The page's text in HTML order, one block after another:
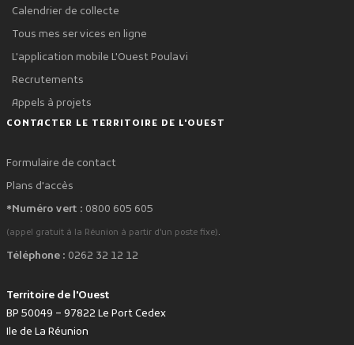
Calendrier de collecte
Tous mes services en ligne
L'application mobile L'Ouest Poulavi
Recrutements
Appels à projets
CONTACTER LE TERRITOIRE DE L'OUEST
Formulaire de contact
Plans d'accès
*Numéro vert : 0800 605 605
(appel gratuit à la Réunion à partir d'un poste fixe).
Téléphone : 0262 32 12 12
Territoire de l'Ouest
BP 50049 – 97822 Le Port Cedex
Ile de La Réunion